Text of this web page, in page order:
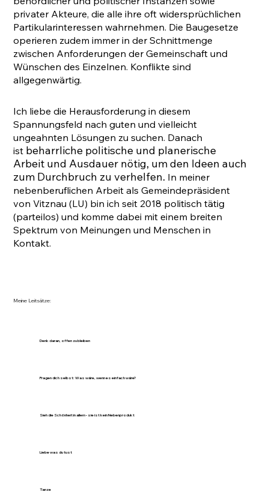
privater Akteure, die alle ihre oft widersprüchlichen
Partikularinteressen wahrnehmen. Die Baugesetze
operieren zudem immer in der Schnittmenge
zwischen Anforderungen der Gemeinschaft und
Wünschen des Einzelnen. Konflikte sind
allgegenwärtig. ​
Ich liebe die Herausforderung in diesem
Spannungsfeld nach guten und vielleicht
ungeahnten Lösungen zu suchen. Danach
ist beharrliche politische und planerische
Arbeit und Ausdauer nötig, um den Ideen auch
zum Durchbruch zu verhelfen. In meiner
nebenberuflichen Arbeit als Gemeindepräsident
von Vitznau (LU) bin ich seit 2018 politisch tätig
(parteilos) und komme dabei mit einem breiten
Spektrum von Meinungen und Menschen in
Kontakt.
Meine Leitsätze:
Denk daran, offen zu bleiben
Fragen dich selbst: Was wäre, wenn es einfach wäre?
Sieh die Schönheit in allem - sie ist kein Nebenprodukt
Liebe was du tust
Tanze